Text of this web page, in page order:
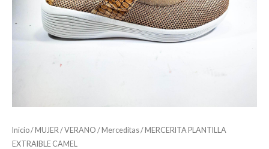
Inicio/ MUJER /VERANO / Merceditas/ MERCERITA PLANTILLA
EXTRAIBLE CAMEL